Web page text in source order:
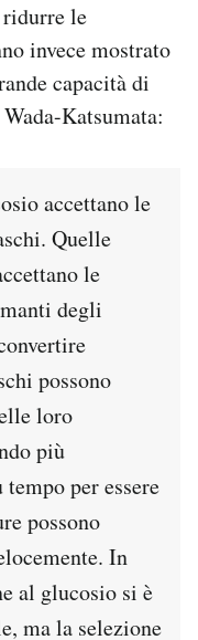
le
invece mostrato
capacità di
Katsumata:
accettano le
Quelle
le
degli
possono
loro
più
per essere
possono
In
al glucosio si è
ma la selezione